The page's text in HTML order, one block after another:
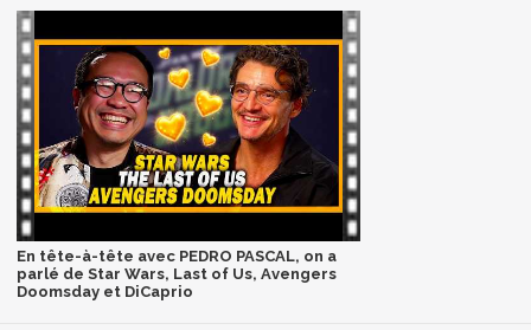
En tête-à-tête avec PEDRO PASCAL, on a
parlé de Star Wars, Last of Us, Avengers
Doomsday et DiCaprio